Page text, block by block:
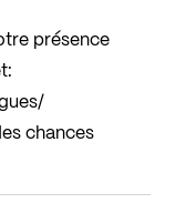
présence
chances